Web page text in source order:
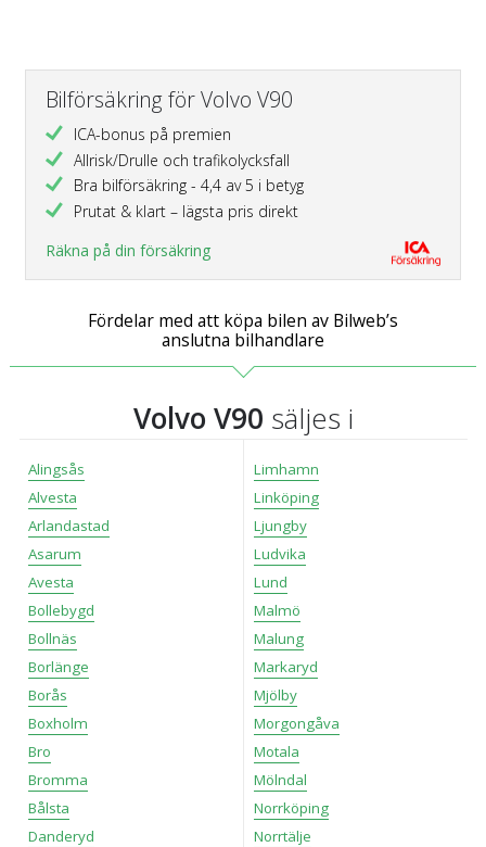
Bilförsäkring för Volvo V90
ICA-bonus på premien
Allrisk/Drulle och trafikolycksfall
Bra bilförsäkring - 4,4 av 5 i betyg
Prutat & klart – lägsta pris direkt
Räkna på din försäkring
Fördelar med att köpa bilen av Bilweb’s
anslutna bilhandlare
Volvo V90 säljes i
Alingsås
Alvesta
Arlandastad
Asarum
Avesta
Bollebygd
Bollnäs
Borlänge
Borås
Boxholm
Bro
Bromma
Bålsta
Danderyd
Limhamn
Linköping
Ljungby
Ludvika
Lund
Malmö
Malung
Markaryd
Mjölby
Morgongåva
Motala
Mölndal
Norrköping
Norrtälje